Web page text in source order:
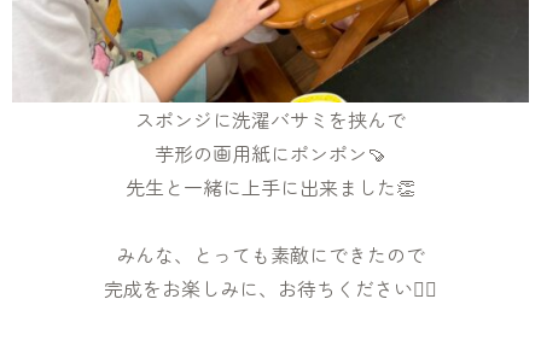
スポンジに洗濯バサミを挟んで
芋形の画用紙にポンポン🍠
先生と一緒に上手に出来ました👏
みんな、とっても素敵にできたので
完成をお楽しみに、お待ちください🙇‍♀️